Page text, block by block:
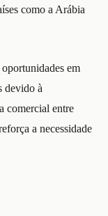
como a Arábia
em
devido à
comercial entre
a necessidade